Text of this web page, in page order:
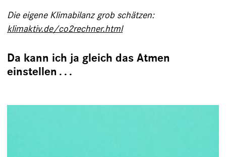
Die eigene Klimabilanz grob schätzen:
klimaktiv.de/co2rechner.html
Da kann ich ja gleich das Atmen
einstellen . . .